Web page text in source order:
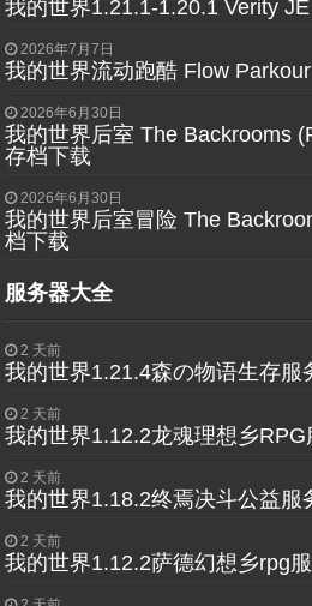
我的世界1.21.1-1.20.1 Verity
2026年7月7日
我的世界流动跑酷 Flow
2026年6月30日
我的世界后室 The Backrooms
存档下载
2026年6月30日
我的世界后室冒险 The
档下载
服务器大全
2 天前
我的世界1.21.4森の物语生存服
2 天前
我的世界1.12.2龙魂理想乡RPG
2 天前
我的世界1.18.2终焉决斗公益服
2 天前
我的世界1.12.2萨德幻想乡rpg